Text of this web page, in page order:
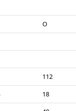
О
112
18